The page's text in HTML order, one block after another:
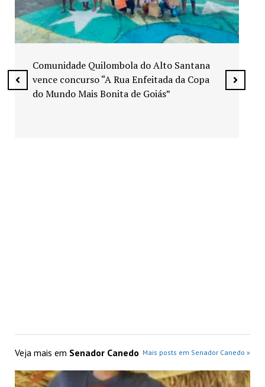
Exposição “Arte em Cores” leva pinturas a
espaços públicos de Senador Canedo
Veja mais em Senador Canedo Mais posts em Senador Canedo »